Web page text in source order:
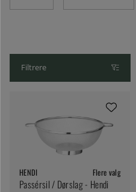
Filtrere
HENDI Flere valg
Passérsil / Dørslag - Hendi